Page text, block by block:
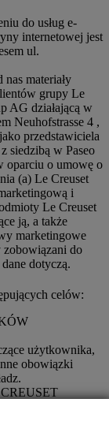
do usług e-
internetowej jest
ul.
materiały
grupy Le
AG działającą w
Neuhofstrasse 4 ,
przedstawiciela
siedzibą w Paseo
oparciu o umowę o
(a) Le Creuset
i
Le Creuset
ją, a także
marketingowe
zobowiązani do
dotyczą.
celów:
użytkownika,
obowiązki
mu dostęp do